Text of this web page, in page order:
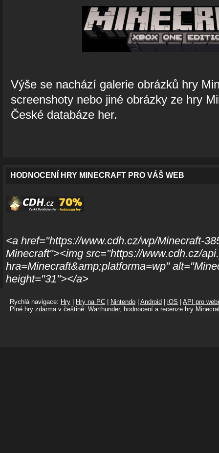
Výše se nachází galerie obrázků hry
screenshoty nebo jiné obrázky ze hry
České databáze her.
HODNOCENÍ HRY MINECRAFT PRO VÁŠ WEB
<a href="https://www.cdh.cz/wp/Minecraft-
Minecraft"><img src="https://www.cdh.cz/
hra=Minecraft&amp;platforma=wp"
height="31"></a>
Rychlá navigace: Hry Hry na PC Nintendo Android iOS
API pro
Plné hry zdarmav češtině: Warthunder, hodnocení a recenze hry